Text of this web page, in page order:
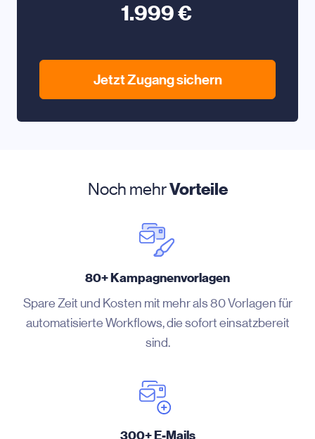
1.999 €
Jetzt Zugang sichern
Noch mehrVorteile
80+ Kampagnenvorlagen
Spare Zeit und Kosten mit mehr als 80 Vorlagen für
automatisierte Workflows, die sofort einsatzbereit
sind.
300+ E-Mails